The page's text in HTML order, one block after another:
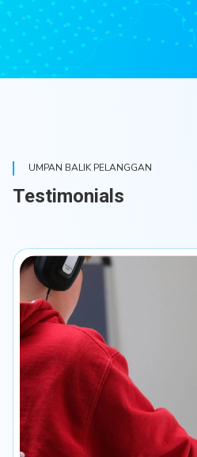
UMPAN BALIK PELANGGAN
Testimonials